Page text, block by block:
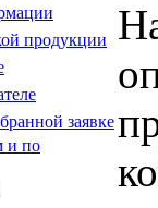
продукции
заявке
и по